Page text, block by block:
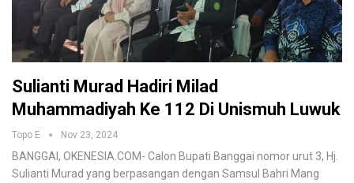
Sulianti Murad Hadiri Milad
Muhammadiyah Ke 112 Di Unismuh Luwuk
Topo E Nov 23, 2024
BANGGAI, OKENESIA.COM- Calon Bupati Banggai nomor urut 3, Hj.
Sulianti Murad yang berpasangan dengan Samsul Bahri Mang